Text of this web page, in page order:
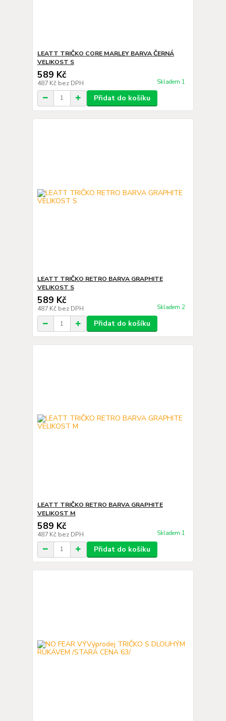
LEATT TRIČKO CORE MARLEY BARVA ČERNÁ
VELIKOST S
589 Kč
487 Kč bez DPH Skladem 1
Přidat do košíku
LEATT TRIČKO RETRO BARVA GRAPHITE
VELIKOST S
589 Kč
487 Kč bez DPH Skladem 2
Přidat do košíku
LEATT TRIČKO RETRO BARVA GRAPHITE
VELIKOST M
589 Kč
487 Kč bez DPH Skladem 1
Přidat do košíku